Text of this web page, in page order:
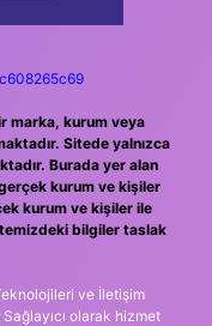
marka, kurum veya
Sitede yalnızca
Burada yer alan
kurum ve kişiler
kurum ve kişiler ile
bilgiler taslak
ve İletişim
olarak hizmet